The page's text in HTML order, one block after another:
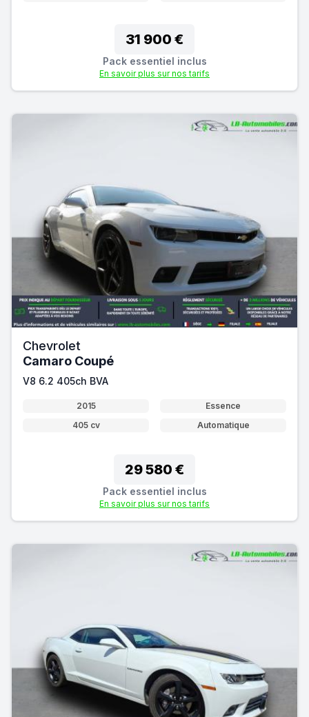
31 900 €
Pack essentiel inclus
En savoir plus sur nos tarifs
Chevrolet
Camaro Coupé
V8 6.2 405ch BVA
2015
Essence
405 cv
Automatique
29 580 €
Pack essentiel inclus
En savoir plus sur nos tarifs